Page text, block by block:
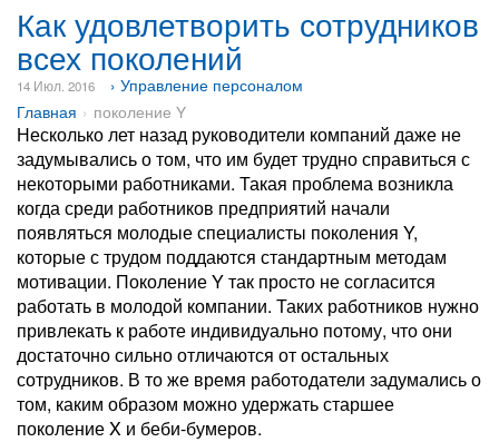
Как удовлетворить сотрудников
всех поколений
14 Июл. 2016
› Управление персоналом
Главная
поколение Y
Несколько лет назад руководители компаний даже не
задумывались о том, что им будет трудно справиться с
некоторыми работниками. Такая проблема возникла
когда среди работников предприятий начали
появляться молодые специалисты поколения Y,
которые с трудом поддаются стандартным методам
мотивации. Поколение Y так просто не согласится
работать в молодой компании. Таких работников нужно
привлекать к работе индивидуально потому, что они
достаточно сильно отличаются от остальных
сотрудников. В то же время работодатели задумались о
том, каким образом можно удержать старшее
поколение X и беби-бумеров.